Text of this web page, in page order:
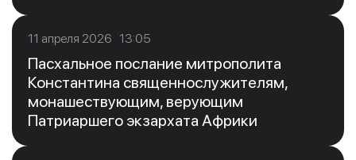
11 апреля 2026 13:05
Пасхальное послание митрополита
Константина священнослужителям,
монашествующим, верующим
Патриаршего экзархата Африки